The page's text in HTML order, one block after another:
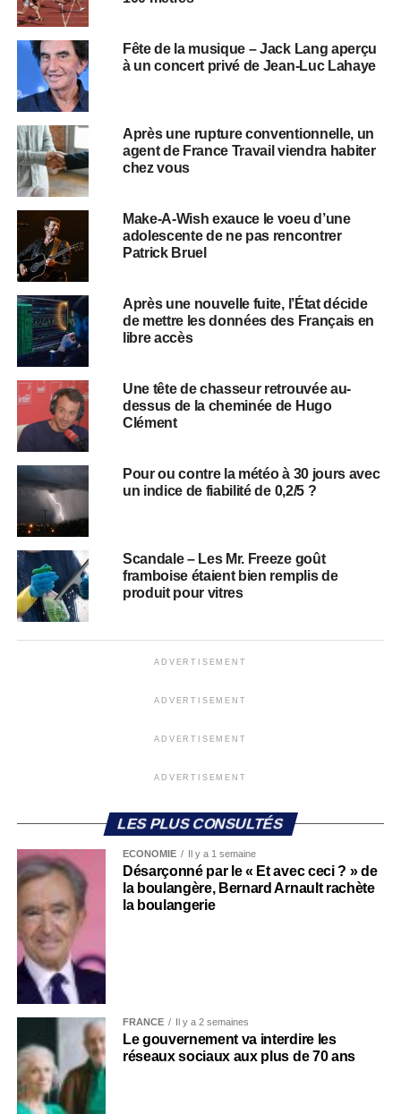
Fête de la musique – Jack Lang aperçu
à un concert privé de Jean-Luc Lahaye
Après une rupture conventionnelle, un
agent de France Travail viendra habiter
chez vous
Make-A-Wish exauce le voeu d’une
adolescente de ne pas rencontrer
Patrick Bruel
Après une nouvelle fuite, l’État décide
de mettre les données des Français en
libre accès
Une tête de chasseur retrouvée au-
dessus de la cheminée de Hugo
Clément
Pour ou contre la météo à 30 jours avec
un indice de fiabilité de 0,2/5 ?
Scandale – Les Mr. Freeze goût
framboise étaient bien remplis de
produit pour vitres
ADVERTISEMENT
ADVERTISEMENT
ADVERTISEMENT
ADVERTISEMENT
LES PLUS CONSULTÉS
ECONOMIE Il y a 1 semaine
Désarçonné par le « Et avec ceci ? » de
la boulangère, Bernard Arnault rachète
la boulangerie
FRANCE Il y a 2 semaines
Le gouvernement va interdire les
réseaux sociaux aux plus de 70 ans